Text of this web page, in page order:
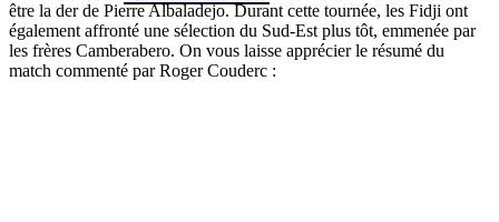
être la der de Pierre Albaladejo. Durant cette tournée, les Fidji ont
également affronté une sélection du Sud-Est plus tôt, emmenée par
les frères Camberabero. On vous laisse apprécier le résumé du
match commenté par Roger Couderc :